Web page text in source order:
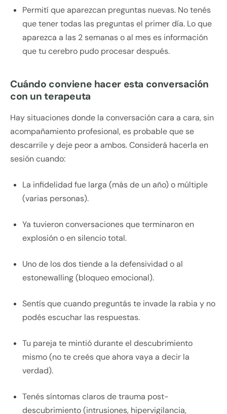
Permití que aparezcan preguntas nuevas. No tenés
que tener todas las preguntas el primer día. Lo que
aparezca a las 2 semanas o al mes es información
que tu cerebro pudo procesar después.
Cuándo conviene hacer esta conversación
con un terapeuta
Hay situaciones donde la conversación cara a cara, sin
acompañamiento profesional, es probable que se
descarrile y deje peor a ambos. Considerá hacerla en
sesión cuando:
La infidelidad fue larga (más de un año) o múltiple
(varias personas).
Ya tuvieron conversaciones que terminaron en
explosión o en silencio total.
Uno de los dos tiende a la defensividad o al
estonewalling (bloqueo emocional).
Sentís que cuando preguntás te invade la rabia y no
podés escuchar las respuestas.
Tu pareja te mintió durante el descubrimiento
mismo (no te creés que ahora vaya a decir la
verdad).
Tenés síntomas claros de trauma post-
descubrimiento (intrusiones, hipervigilancia,